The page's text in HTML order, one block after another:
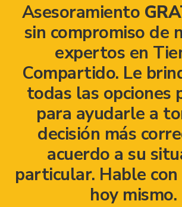
Asesoramiento
sin compromiso de
expertos en
Compartido. Le
todas las opciones
para ayudarle a
decisión más
acuerdo a su
particular. Hable
hoy mismo.